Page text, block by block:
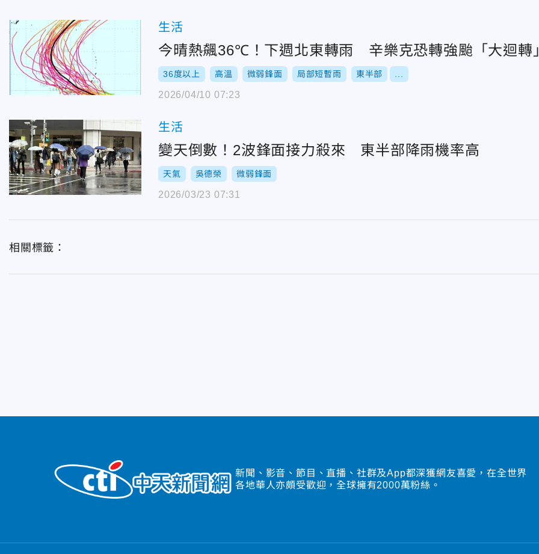
生活
今晴熱飆36℃！下週北東轉雨 辛樂克恐轉強颱「大迴轉
36度以上 高溫 微弱鋒面 局部短暫雨 東半部
2026/04/10 07:23
生活
變天倒數！2波鋒面接力殺來 東半部降雨機率高
天氣 吳德榮 微弱鋒面
2026/03/23 07:31
相關標籤：
新聞、影音、節目、直播、社群及App都深獲網友喜愛，在全世界
各地華人亦頗受歡迎，全球擁有2000萬粉絲。